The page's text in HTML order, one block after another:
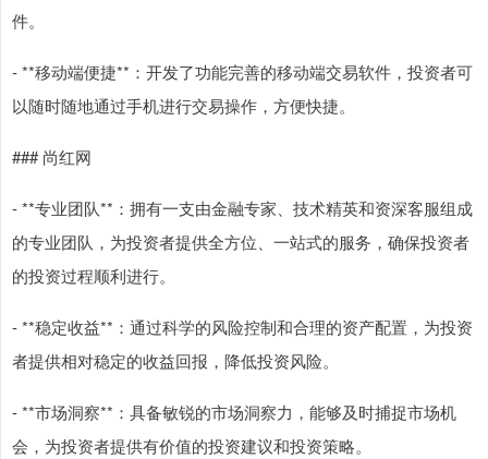
件。
- **移动端便捷**：开发了功能完善的移动端交易软件，投资者可
以随时随地通过手机进行交易操作，方便快捷。
### 尚红网
- **专业团队**：拥有一支由金融专家、技术精英和资深客服组成
的专业团队，为投资者提供全方位、一站式的服务，确保投资者
的投资过程顺利进行。
- **稳定收益**：通过科学的风险控制和合理的资产配置，为投资
者提供相对稳定的收益回报，降低投资风险。
- **市场洞察**：具备敏锐的市场洞察力，能够及时捕捉市场机
会，为投资者提供有价值的投资建议和投资策略。